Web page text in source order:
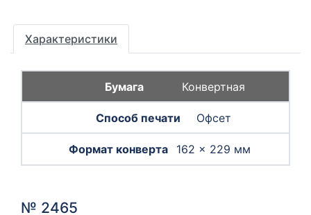
Характеристики
Конвертная
Офсет
162 × 229 мм
№ 2465